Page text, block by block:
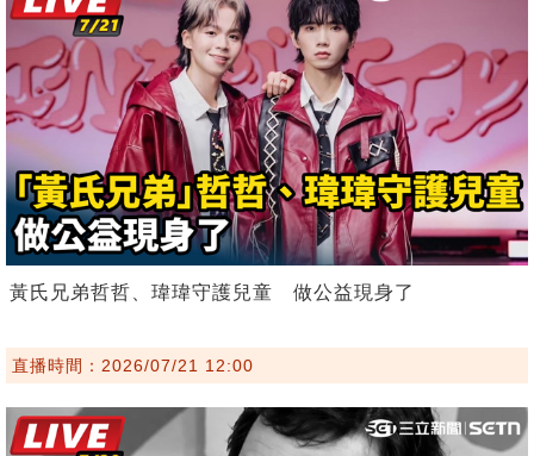
黃氏兄弟哲哲、瑋瑋守護兒童 做公益現身了
直播時間：2026/07/21 12:00